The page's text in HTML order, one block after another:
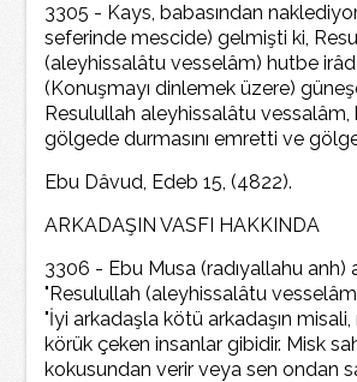
3305 - Kays, babasından
seferinde mescide) gelmişti ki,
(aleyhissalâtu vesselâm) hutbe
(Konuşmayı dinlemek üzere)
Resulullah aleyhissalâtu vessalâm,
gölgede durmasını emretti ve
Ebu Dâvud, Edeb 15, (4822).
ARKADAŞIN VASFI HAKKINDA
3306 - Ebu Musa (radıyallahu anh)
"Resulullah (aleyhissalâtu
"İyi arkadaşla kötü arkadaşın
körük çeken insanlar gibidir. Misk
kokusundan verir veya sen ondan